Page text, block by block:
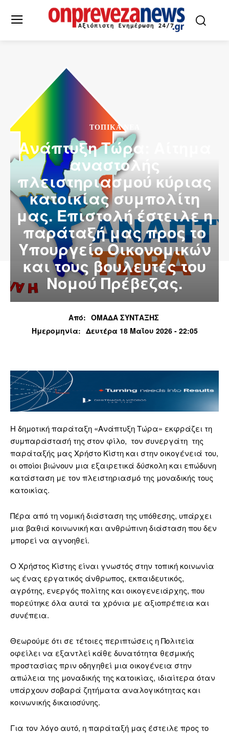
ΤΟΠΙΚΆ ΝΈΑ
Ανάπτυξη Τώρα: Αίτημα
αναστολής
πλειστηριασμού κύριας
κατοικίας συμπολίτη
μας. Επιστολή έστειλε η
παράταξή μας προς το
Υπουργείο Οικονομικών
και τους βουλευτές του
Νομού Πρέβεζας.
Από: ΟΜΑΔΑ ΣΥΝΤΑΞΗΣ
Ημερομηνία: Δευτέρα 18 Μαΐου 2026 - 22:05
Η δημοτική παράταξη «Ανάπτυξη Τώρα» εκφράζει τη
συμπαράστασή της στον φίλο, τον συνεργάτη της
παράταξής μας Χρήστο Κίστη και στην οικογένειά του,
οι οποίοι βιώνουν μια εξαιρετικά δύσκολη και επώδυνη
κατάσταση με τον πλειστηριασμό της μοναδικής τους
κατοικίας.
Πέρα από τη νομική διάσταση της υπόθεσης, υπάρχει
μια βαθιά κοινωνική και ανθρώπινη διάσταση που δεν
μπορεί να αγνοηθεί.
Ο Χρήστος Κίστης είναι γνωστός στην τοπική κοινωνία
ως ένας εργατικός άνθρωπος, εκπαιδευτικός,
αγρότης, ενεργός πολίτης και οικογενειάρχης, που
πορεύτηκε όλα αυτά τα χρόνια με αξιοπρέπεια και
συνέπεια.
Θεωρούμε ότι σε τέτοιες περιπτώσεις η Πολιτεία
οφείλει να εξαντλεί κάθε δυνατότητα θεσμικής
προστασίας πριν οδηγηθεί μια οικογένεια στην
απώλεια της μοναδικής της κατοικίας, ιδιαίτερα όταν
υπάρχουν σοβαρά ζητήματα αναλογικότητας και
κοινωνικής δικαιοσύνης.
Για τον λόγο αυτό, η παράταξή μας έστειλε προς το